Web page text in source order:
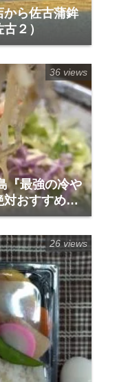
から佐古蒲鉾
２）
『最強の冷や
対おすすめで
36 views
26 views